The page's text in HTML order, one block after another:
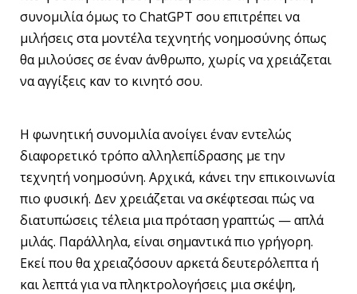
συνομιλία όμως το ChatGPT σου επιτρέπει να
μιλήσεις στα μοντέλα τεχνητής νοημοσύνης όπως
θα μιλούσες σε έναν άνθρωπο, χωρίς να χρειάζεται
να αγγίξεις καν το κινητό σου.
Η φωνητική συνομιλία ανοίγει έναν εντελώς
διαφορετικό τρόπο αλληλεπίδρασης με την
τεχνητή νοημοσύνη. Αρχικά, κάνει την επικοινωνία
πιο φυσική. Δεν χρειάζεται να σκέφτεσαι πώς να
διατυπώσεις τέλεια μια πρόταση γραπτώς — απλά
μιλάς. Παράλληλα, είναι σημαντικά πιο γρήγορη.
Εκεί που θα χρειαζόσουν αρκετά δευτερόλεπτα ή
και λεπτά για να πληκτρολογήσεις μια σκέψη,